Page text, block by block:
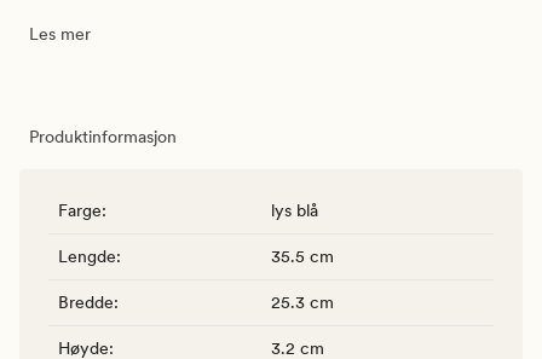
Les mer
Produktinformasjon
Farge: lys blå
Lengde: 35.5 cm
Bredde: 25.3 cm
Høyde: 3.2 cm